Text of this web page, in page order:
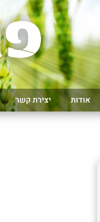
אודות יצירת קשר